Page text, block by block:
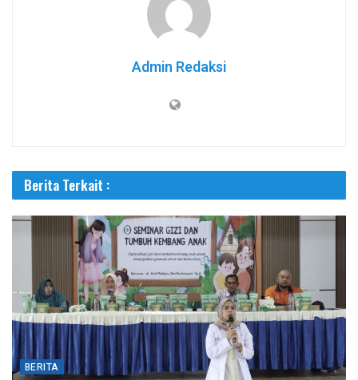
Admin Redaksi
Berita Terkait :
BERITA